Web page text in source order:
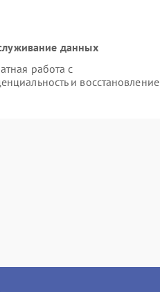
данных
работа с
и восстановление